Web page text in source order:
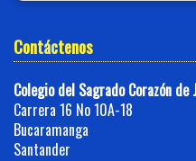
Contáctenos
Colegio del Sagrado Corazón
Carrera 16 No 10A-18
Bucaramanga
Santander